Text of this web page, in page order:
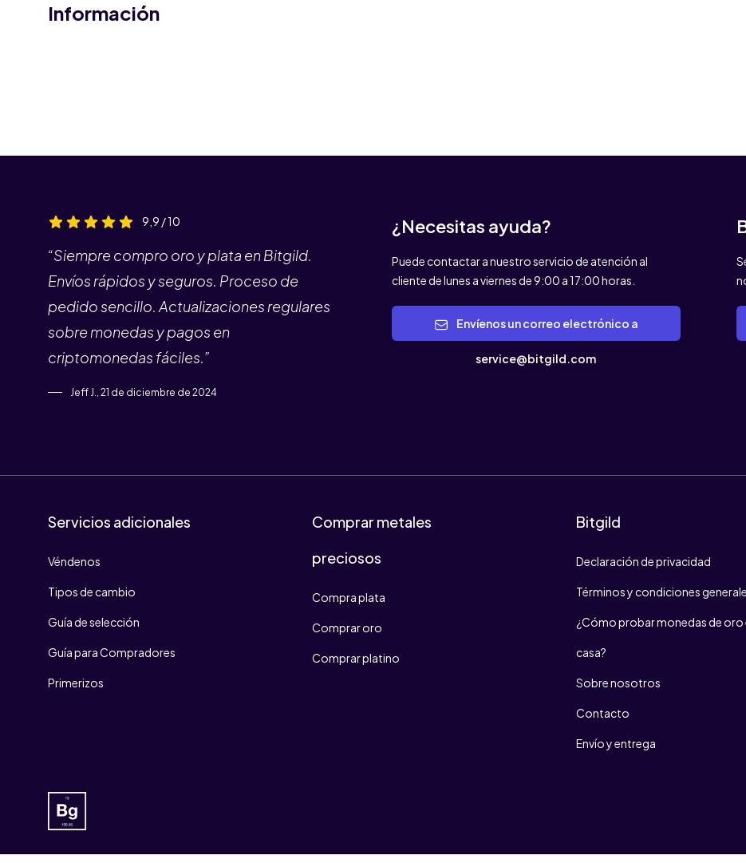
Información
9,9 / 10
“Siempre compro oro y plata en Bitgild.
Envíos rápidos y seguros. Proceso de
pedido sencillo. Actualizaciones regulares
sobre monedas y pagos en
criptomonedas fáciles.”
Jeff J., 21 de diciembre de 2024
¿Necesitas ayuda?
Puede contactar a nuestro servicio de atención al
cliente de lunes a viernes de 9:00 a 17:00 horas.
service@bitgild.com
Servicios adicionales
Véndenos
Tipos de cambio
Guía de selección
Guía para Compradores
Primerizos
Comprar metales
preciosos
Compra plata
Comprar oro
Comprar platino
Bitgild
Declaración de privacidad
Términos y condiciones
¿Cómo probar monedas de oro
casa?
Sobre nosotros
Contacto
Envío y entrega